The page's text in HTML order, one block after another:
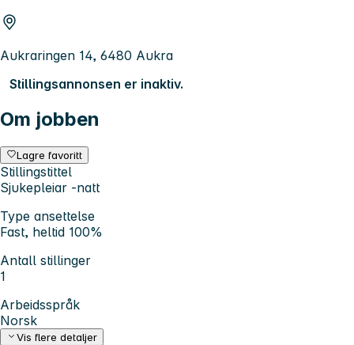
Aukraringen 14, 6480 Aukra
Stillingsannonsen er inaktiv.
Om jobben
Lagre favoritt
Stillingstittel
Sjukepleiar -natt
Type ansettelse
Fast, heltid 100%
Antall stillinger
1
Arbeidsspråk
Norsk
Vis flere detaljer